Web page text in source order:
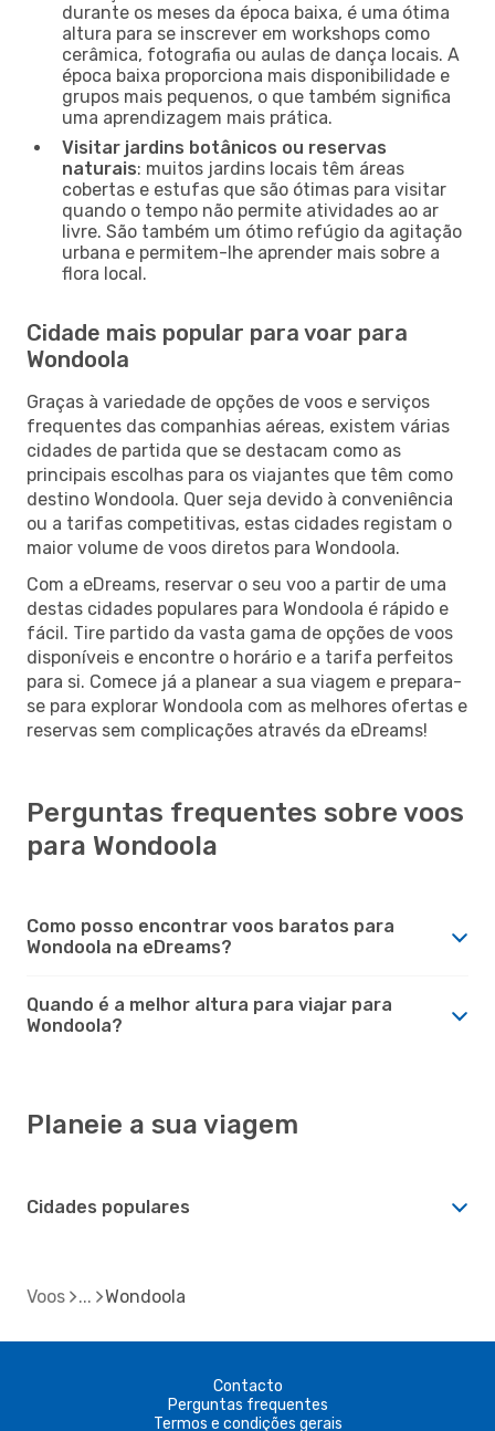
durante os meses da época baixa, é uma ótima
altura para se inscrever em workshops como
cerâmica, fotografia ou aulas de dança locais. A
época baixa proporciona mais disponibilidade e
grupos mais pequenos, o que também significa
uma aprendizagem mais prática.
Visitar jardins botânicos ou reservas
naturais: muitos jardins locais têm áreas
cobertas e estufas que são ótimas para visitar
quando o tempo não permite atividades ao ar
livre. São também um ótimo refúgio da agitação
urbana e permitem-lhe aprender mais sobre a
flora local.
Cidade mais popular para voar para
Wondoola
Graças à variedade de opções de voos e serviços
frequentes das companhias aéreas, existem várias
cidades de partida que se destacam como as
principais escolhas para os viajantes que têm como
destino Wondoola. Quer seja devido à conveniência
ou a tarifas competitivas, estas cidades registam o
maior volume de voos diretos para Wondoola.
Com a eDreams, reservar o seu voo a partir de uma
destas cidades populares para Wondoola é rápido e
fácil. Tire partido da vasta gama de opções de voos
disponíveis e encontre o horário e a tarifa perfeitos
para si. Comece já a planear a sua viagem e prepara-
se para explorar Wondoola com as melhores ofertas e
reservas sem complicações através da eDreams!
Perguntas frequentes sobre voos
para Wondoola
Como posso encontrar voos baratos para
Wondoola na eDreams?
Quando é a melhor altura para viajar para
Wondoola?
Planeie a sua viagem
Cidades populares
Voos Wondoola
Contacto
Perguntas frequentes
Termos e condições gerais